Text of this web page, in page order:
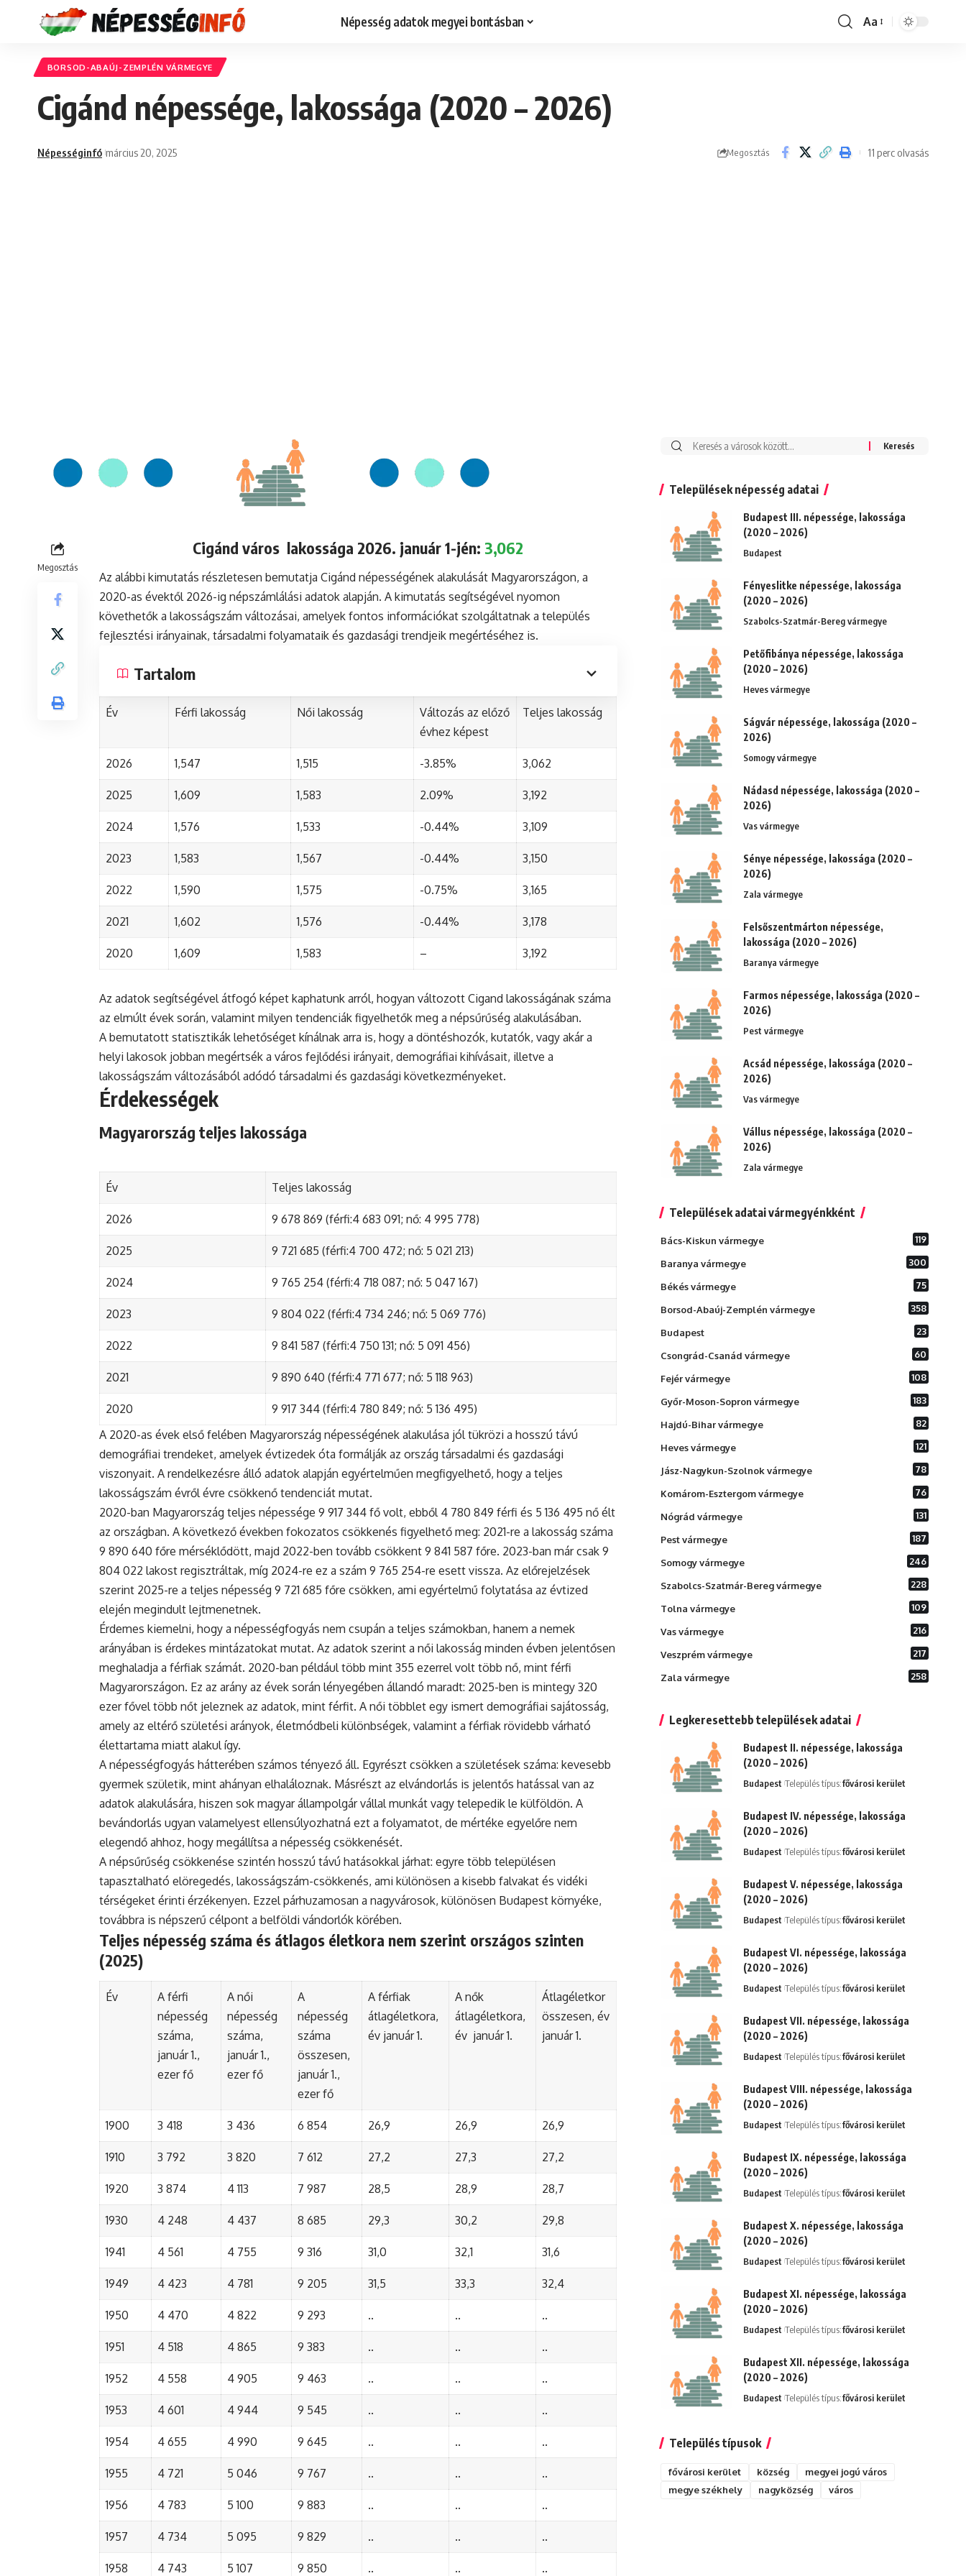
Népesség adatok megyei bontásban
Font
Aa
BORSOD-ABAÚJ-ZEMPLÉN VÁRMEGYE
Cigánd népessége, lakossága (2020 – 2026)
Népességinfó március 20, 2025 Megosztás 11 perc olvasás
Megosztás
Cigánd város lakossága 2026. január 1-jén: 3,062
Az alábbi kimutatás részletesen bemutatja Cigánd népességének alakulását Magyarországon, a
2020-as évektől 2026-ig népszámlálási adatok alapján. A kimutatás segítségével nyomon
követhetők a lakosságszám változásai, amelyek fontos információkat szolgáltatnak a település
fejlesztési irányainak, társadalmi folyamataik és gazdasági trendjeik megértéséhez is.
Tartalom
Év Férfi lakosság Női lakosság
Változás az előző
évhez képest
Teljes lakosság
2026 1,547 1,515 -3.85% 3,062
2025 1,609 1,583 2.09% 3,192
2024 1,576 1,533 -0.44% 3,109
2023 1,583 1,567 -0.44% 3,150
2022 1,590 1,575 -0.75% 3,165
2021 1,602 1,576 -0.44% 3,178
2020 1,609 1,583 – 3,192
Az adatok segítségével átfogó képet kaphatunk arról, hogyan változott Cigand lakosságának száma
az elmúlt évek során, valamint milyen tendenciák figyelhetők meg a népsűrűség alakulásában.
A bemutatott statisztikák lehetőséget kínálnak arra is, hogy a döntéshozók, kutatók, vagy akár a
helyi lakosok jobban megértsék a város fejlődési irányait, demográfiai kihívásait, illetve a
lakosságszám változásából adódó társadalmi és gazdasági következményeket.
Érdekességek
Magyarország teljes lakossága
Év Teljes lakosság
2026 9 678 869 (férfi:4 683 091; nő: 4 995 778)
2025 9 721 685 (férfi:4 700 472; nő: 5 021 213)
2024 9 765 254 (férfi:4 718 087; nő: 5 047 167)
2023 9 804 022 (férfi:4 734 246; nő: 5 069 776)
2022 9 841 587 (férfi:4 750 131; nő: 5 091 456)
2021 9 890 640 (férfi:4 771 677; nő: 5 118 963)
2020
9 917 344 (férfi:4 780 849; nő: 5 136 495)
A 2020-as évek első felében Magyarország népességének alakulása jól tükrözi a hosszú távú
demográfiai trendeket, amelyek évtizedek óta formálják az ország társadalmi és gazdasági
viszonyait. A rendelkezésre álló adatok alapján egyértelműen megfigyelhető, hogy a teljes
lakosságszám évről évre csökkenő tendenciát mutat.
2020-ban Magyarország teljes népessége 9 917 344 fő volt, ebből 4 780 849 férfi és 5 136 495 nő élt
az országban. A következő években fokozatos csökkenés figyelhető meg: 2021-re a lakosság száma
9 890 640 főre mérséklődött, majd 2022-ben tovább csökkent 9 841 587 főre. 2023-ban már csak 9
804 022 lakost regisztráltak, míg 2024-re ez a szám 9 765 254-re esett vissza. Az előrejelzések
szerint 2025-re a teljes népesség 9 721 685 főre csökken, ami egyértelmű folytatása az évtized
elején megindult lejtmenetnek.
Érdemes kiemelni, hogy a népességfogyás nem csupán a teljes számokban, hanem a nemek
arányában is érdekes mintázatokat mutat. Az adatok szerint a női lakosság minden évben jelentősen
meghaladja a férfiak számát. 2020-ban például több mint 355 ezerrel volt több nő, mint férfi
Magyarországon. Ez az arány az évek során lényegében állandó maradt: 2025-ben is mintegy 320
ezer fővel több nőt jeleznek az adatok, mint férfit. A női többlet egy ismert demográfiai sajátosság,
amely az eltérő születési arányok, életmódbeli különbségek, valamint a férfiak rövidebb várható
élettartama miatt alakul így.
A népességfogyás hátterében számos tényező áll. Egyrészt csökken a születések száma: kevesebb
gyermek születik, mint ahányan elhaláloznak. Másrészt az elvándorlás is jelentős hatással van az
adatok alakulására, hiszen sok magyar állampolgár vállal munkát vagy telepedik le külföldön. A
bevándorlás ugyan valamelyest ellensúlyozhatná ezt a folyamatot, de mértéke egyelőre nem
elegendő ahhoz, hogy megállítsa a népesség csökkenését.
A népsűrűség csökkenése szintén hosszú távú hatásokkal járhat: egyre több településen
tapasztalható elöregedés, lakosságszám-csökkenés, ami különösen a kisebb falvakat és vidéki
térségeket érinti érzékenyen. Ezzel párhuzamosan a nagyvárosok, különösen Budapest környéke,
továbbra is népszerű célpont a belföldi vándorlók körében.
Teljes népesség száma és átlagos életkora nem szerint országos szinten
(2025)
Év
A férfi
népesség
száma,
január 1.,
ezer fő
A női
népesség
száma,
január 1.,
ezer fő
A
népesség
száma
összesen,
január 1.,
ezer fő
A férfiak
átlagéletkora,
év január 1.
A nők
átlagéletkora,
év január 1.
Átlagéletkor
összesen, év
január 1.
1900 3 418 3 436 6 854 26,9 26,9 26,9
1910 3 792 3 820 7 612 27,2 27,3 27,2
1920 3 874 4 113 7 987 28,5 28,9 28,7
1930 4 248 4 437 8 685 29,3 30,2 29,8
1941 4 561 4 755 9 316 31,0 32,1 31,6
1949 4 423 4 781 9 205 31,5 33,3 32,4
1950 4 470 4 822 9 293 .. .. ..
1951 4 518 4 865 9 383 .. .. ..
1952 4 558 4 905 9 463 .. .. ..
1953 4 601 4 944 9 545 .. .. ..
1954 4 655 4 990 9 645 .. .. ..
1955 4 721 5 046 9 767 .. .. ..
1956 4 783 5 100 9 883 .. .. ..
1957 4 734 5 095 9 829 .. .. ..
1958 4 743 5 107 9 850 .. .. ..
Keresés:
Települések népesség adatai
Budapest III. népessége, lakossága
(2020 – 2026)
Budapest
Fényeslitke népessége, lakossága
(2020 – 2026)
Szabolcs-Szatmár-Bereg vármegye
Petőfibánya népessége, lakossága
(2020 – 2026)
Heves vármegye
Ságvár népessége, lakossága (2020 –
2026)
Somogy vármegye
Nádasd népessége, lakossága (2020 –
2026)
Vas vármegye
Sénye népessége, lakossága (2020 –
2026)
Zala vármegye
Felsőszentmárton népessége,
lakossága (2020 – 2026)
Baranya vármegye
Farmos népessége, lakossága (2020 –
2026)
Pest vármegye
Acsád népessége, lakossága (2020 –
2026)
Vas vármegye
Vállus népessége, lakossága (2020 –
2026)
Zala vármegye
Települések adatai vármegyénkként
Bács-Kiskun vármegye 119
Baranya vármegye 300
Békés vármegye 75
Borsod-Abaúj-Zemplén vármegye 358
Budapest 23
Csongrád-Csanád vármegye 60
Fejér vármegye 108
Győr-Moson-Sopron vármegye 183
Hajdú-Bihar vármegye 82
Heves vármegye 121
Jász-Nagykun-Szolnok vármegye 78
Komárom-Esztergom vármegye 76
Nógrád vármegye 131
Pest vármegye 187
Somogy vármegye 246
Szabolcs-Szatmár-Bereg vármegye 228
Tolna vármegye 109
Vas vármegye 216
Veszprém vármegye 217
Zala vármegye 258
Legkeresettebb települések adatai
Budapest II. népessége, lakossága
(2020 – 2026)
Budapest Település típus:fővárosi kerület
Budapest IV. népessége, lakossága
(2020 – 2026)
Budapest Település típus:fővárosi kerület
Budapest V. népessége, lakossága
(2020 – 2026)
Budapest Település típus:fővárosi kerület
Budapest VI. népessége, lakossága
(2020 – 2026)
Budapest Település típus:fővárosi kerület
Budapest VII. népessége, lakossága
(2020 – 2026)
Budapest Település típus:fővárosi kerület
Budapest VIII. népessége, lakossága
(2020 – 2026)
Budapest Település típus:fővárosi kerület
Budapest IX. népessége, lakossága
(2020 – 2026)
Budapest Település típus:fővárosi kerület
Budapest X. népessége, lakossága
(2020 – 2026)
Budapest Település típus:fővárosi kerület
Budapest XI. népessége, lakossága
(2020 – 2026)
Budapest Település típus:fővárosi kerület
Budapest XII. népessége, lakossága
(2020 – 2026)
Budapest Település típus:fővárosi kerület
Település típusok
fővárosi kerület község
megyei jogú város
megye székhely
nagyközség város